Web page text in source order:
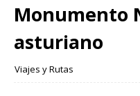
Monumento
asturiano
Viajes y Rutas